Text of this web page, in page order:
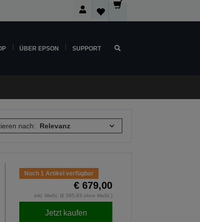
ÜBER EPSON SUPPORT
nach:
Noch 1 Artikel verfügbar
€ 679,00
inkl. MwSt. (€ 565,83 ohne MwSt.)
Jetzt kaufen